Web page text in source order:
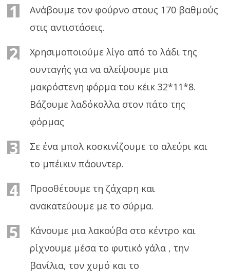
1
Ανάβουμε τον φούρνο στους 170 βαθμούς
στις αντιστάσεις.
2
Χρησιμοποιούμε λίγο από το λάδι της
συνταγής για να αλείψουμε μια
μακρόστενη φόρμα του κέικ 32*11*8.
Βάζουμε λαδόκολλα στον πάτο της
φόρμας
3
Σε ένα μπολ κοσκινίζουμε το αλεύρι και
το μπέικιν πάουντερ.
4
Προσθέτουμε τη ζάχαρη και
ανακατεύουμε με το σύρμα.
5
Κάνουμε μια λακούβα στο κέντρο και
ρίχνουμε μέσα το φυτικό γάλα , την
βανίλια, τον χυμό και το